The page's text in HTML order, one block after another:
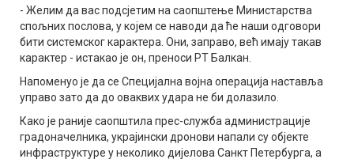
- Желим да вас подсјетим на саопштење Министарства
спољних послова, у којем се наводи да ће наши одговори
бити системског карактера. Они, заправо, већ имају такав
карактер - истакао је он, преноси РТ Балкан.
Напоменуо је да се Специјална војна операција наставља
управо зато да до оваквих удара не би долазило.
Како је раније саопштила прес-служба администрације
градоначелника, украјински дронови напали су објекте
инфраструктуре у неколико дијелова Санкт Петербурга, а